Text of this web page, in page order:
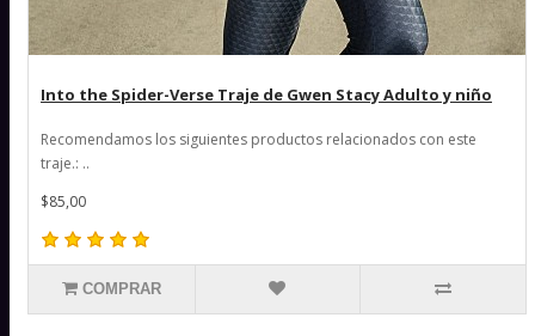
Into the Spider-Verse Traje de Gwen Stacy Adulto y niño
Recomendamos los siguientes productos relacionados con este
traje.: ..
$85,00
COMPRAR